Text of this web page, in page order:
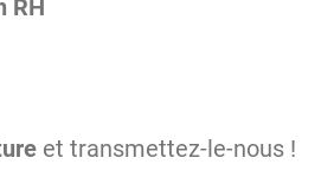
RH
et transmettez-le-nous !